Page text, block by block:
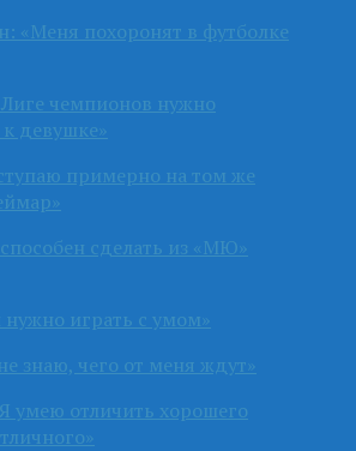
похоронят в футболке
чемпионов нужно
девушке»
примерно на том же
сделать из «МЮ»
играть с умом»
знаю, чего от меня ждут»
умею отличить хорошего